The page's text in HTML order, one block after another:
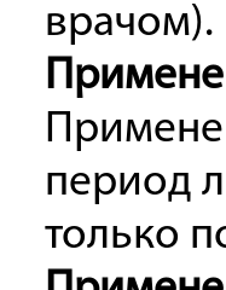
врачом).
период
только